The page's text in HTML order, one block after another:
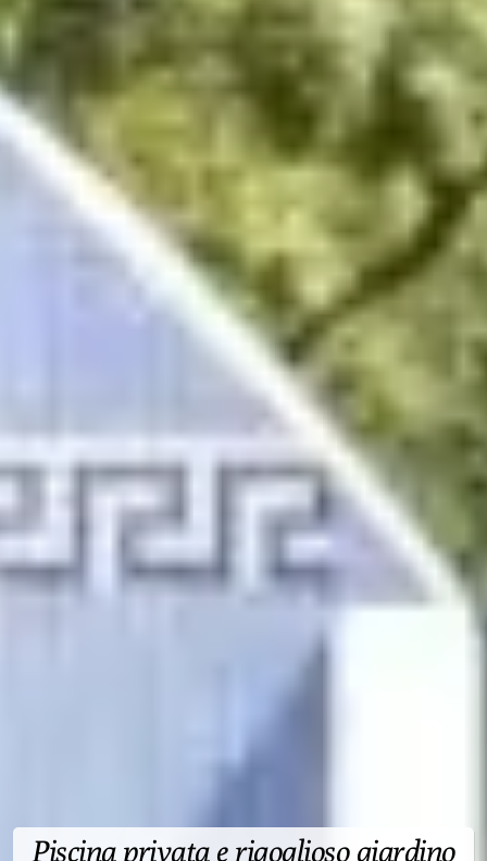
Piscina privata e rigoglioso giardino